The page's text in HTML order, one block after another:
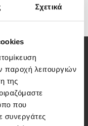
Σχετικά
παροχή λειτουργιών
της
που
συνεργάτες
υψηλής